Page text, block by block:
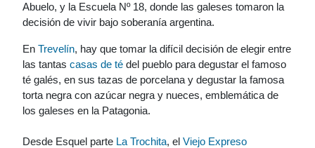
Abuelo, y la Escuela Nº 18, donde las galeses tomaron la
decisión de vivir bajo soberanía argentina.
En Trevelín, hay que tomar la difícil decisión de elegir entre
las tantas casas de té del pueblo para degustar el famoso
té galés, en sus tazas de porcelana y degustar la famosa
torta negra con azúcar negra y nueces, emblemática de
los galeses en la Patagonia.
Desde Esquel parte La Trochita, el Viejo Expreso